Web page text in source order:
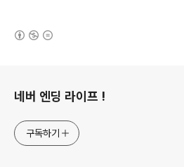
네버 엔딩 라이프 !
구독하기